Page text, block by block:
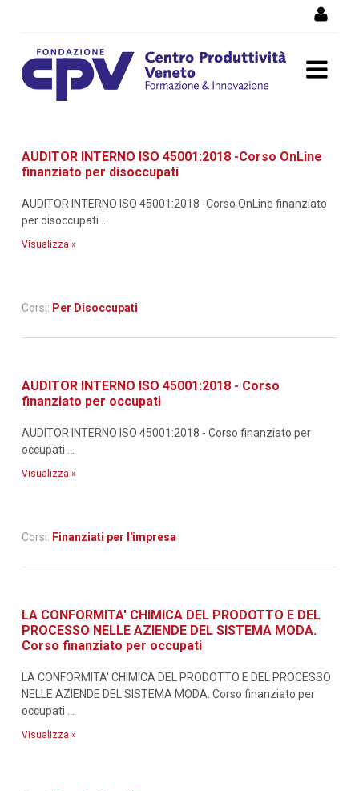
formazione
AUDITOR INTERNO ISO 45001:2018 -Corso OnLine
finanziato per disoccupati
AUDITOR INTERNO ISO 45001:2018 -Corso OnLine finanziato
per disoccupati ...
Visualizza »
Corsi: Per Disoccupati
AUDITOR INTERNO ISO 45001:2018 - Corso
finanziato per occupati
AUDITOR INTERNO ISO 45001:2018 - Corso finanziato per
occupati ...
Visualizza »
Corsi: Finanziati per l'impresa
LA CONFORMITA' CHIMICA DEL PRODOTTO E DEL
PROCESSO NELLE AZIENDE DEL SISTEMA MODA.
Corso finanziato per occupati
LA CONFORMITA' CHIMICA DEL PRODOTTO E DEL PROCESSO
NELLE AZIENDE DEL SISTEMA MODA. Corso finanziato per
occupati ...
Visualizza »